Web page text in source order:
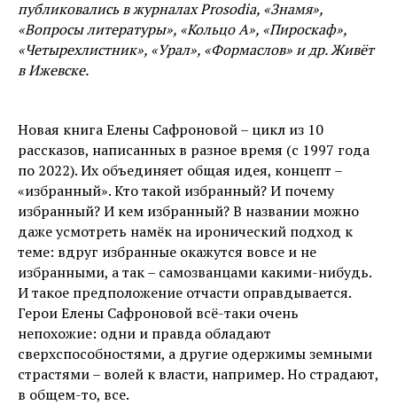
публиковались в журналах Prosodia, «Знамя»,
«Вопросы литературы», «Кольцо А», «Пироскаф»,
«Четырехлистник», «Урал», «Формаслов» и др. Живёт
в Ижевске.
Новая книга Елены Сафроновой – цикл из 10
рассказов, написанных в разное время (с 1997 года
по 2022). Их объединяет общая идея, концепт –
«избранный». Кто такой избранный? И почему
избранный? И кем избранный? В названии можно
даже усмотреть намёк на иронический подход к
теме: вдруг избранные окажутся вовсе и не
избранными, а так – самозванцами какими-нибудь.
И такое предположение отчасти оправдывается.
Герои Елены Сафроновой всё-таки очень
непохожие: одни и правда обладают
сверхспособностями, а другие одержимы земными
страстями – волей к власти, например. Но страдают,
в общем-то, все.